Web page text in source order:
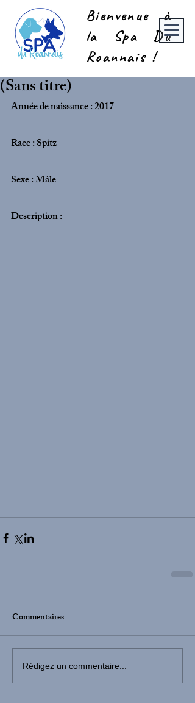
Bienvenue à
la Spa Du
Roannais !
(Sans titre)
Année de naissance : 2017
Race : Spitz
Sexe : Mâle
Description :
Commentaires
Rédigez un commentaire...